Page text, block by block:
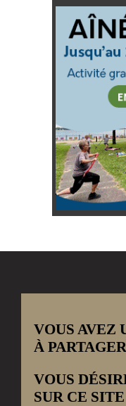
VOUS AVEZ
À
VOUS
SUR CE